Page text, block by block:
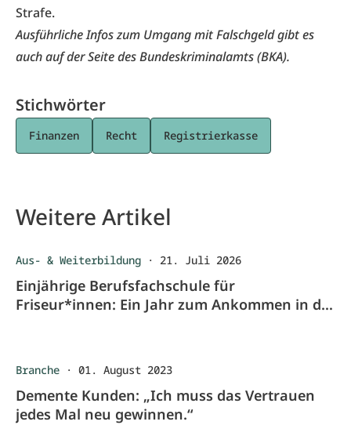
Strafe.
Ausführliche Infos zum Umgang mit Falschgeldgibt es
auch auf der Seite des Bundeskriminalamts (BKA).
Stichwörter
Finanzen Recht Registrierkasse
Weitere Artikel
Aus- & Weiterbildung · 21. Juli 2026
Einjährige Berufsfachschule für
Friseur*innen: Ein Jahr zum Ankommen in der
Branche · 01. August 2023
Demente Kunden: „Ich muss das Vertrauen
jedes Mal neu gewinnen.“